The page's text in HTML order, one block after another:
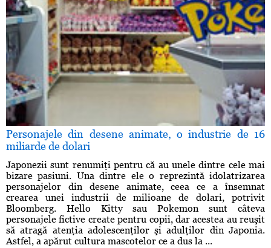
Personajele din desene animate, o industrie de 16
miliarde de dolari
Japonezii sunt renumiţi pentru că au unele dintre cele mai
bizare pasiuni. Una dintre ele o reprezintă idolatrizarea
personajelor din desene animate, ceea ce a însemnat
crearea unei industrii de milioane de dolari, potrivit
Bloomberg. Hello Kitty sau Pokemon sunt câteva
personajele fictive create pentru copii, dar acestea au reuşit
să atragă atenţia adolescenţilor şi adulţilor din Japonia.
Astfel, a apărut cultura mascotelor ce a dus la ...